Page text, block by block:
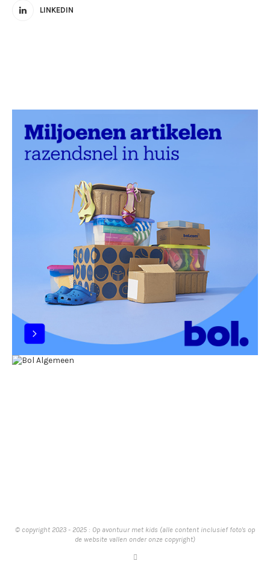
LINKEDIN
© copyright 2023 - 2025 : Op avontuur met kids (alle content inclusief foto's op
de website vallen onder onze copyright)